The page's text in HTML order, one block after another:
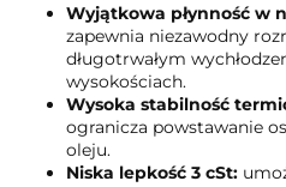
Wyjątkowa płynność w
zapewnia niezawodny
długotrwałym
wysokościach.
Wysoka stabilność
ogranicza powstawanie
oleju.
Niska lepkość 3 cSt: